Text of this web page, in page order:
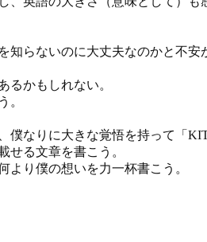
知らないのに大丈夫なのかと不安
るかもしれない。
。
僕なりに大きな覚悟を持って「
せる文章を書こう。
より僕の想いを力一杯書こう。